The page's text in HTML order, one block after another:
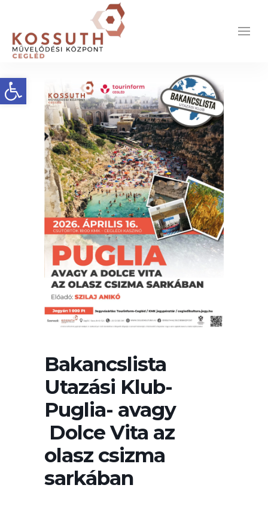
Eszköztár megnyitása
Bakancslista
Utazási Klub-
Puglia- avagy
Dolce Vita az
olasz csizma
sarkában